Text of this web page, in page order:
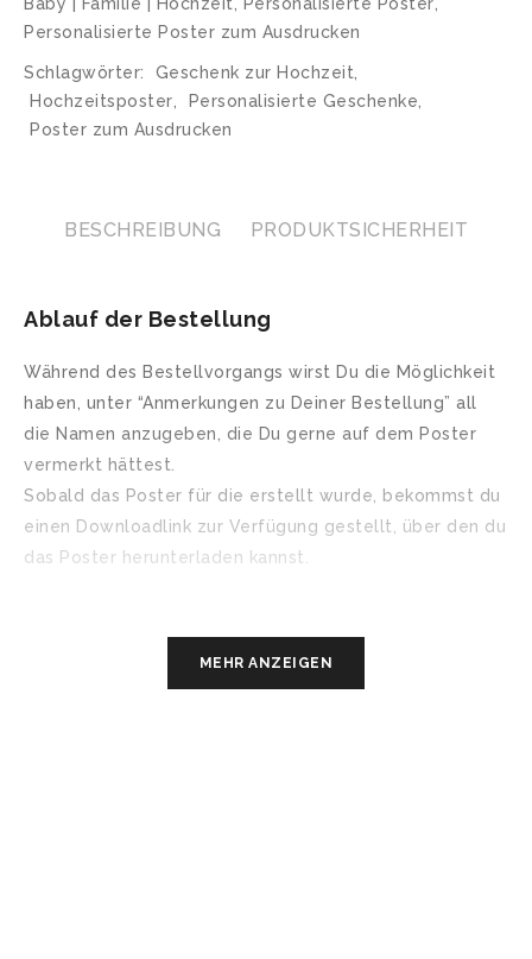
Baby | Familie | Hochzeit, Personalisierte Poster,
Personalisierte Poster zum Ausdrucken
Schlagwörter: Geschenk zur Hochzeit,
Hochzeitsposter, Personalisierte Geschenke,
Poster zum Ausdrucken
BESCHREIBUNG PRODUKTSICHERHEIT
Ablauf der Bestellung
Während des Bestellvorgangs wirst Du die Möglichkeit
haben, unter “Anmerkungen zu Deiner Bestellung” all
die Namen anzugeben, die Du gerne auf dem Poster
vermerkt hättest.
Sobald das Poster für die erstellt wurde, bekommst du
einen Downloadlink zur Verfügung gestellt, über den du
das Poster herunterladen kannst.
Was Du bei uns bekommst
PREMIUM POSTER
MEHR ANZEIGEN